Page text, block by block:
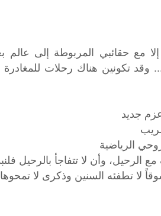
مع حقائبي المربوطة إلى عالم
وقد تكونين هناك رحلات
جديد
الرياضية
وأن لا تتفاجأ بالرحيل
لا تطفئه السنين وذكرى لا